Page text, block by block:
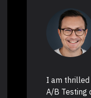
I am
A/B Testing